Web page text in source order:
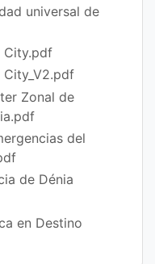
universal de
City.pdf
Zonal de
del
de Dénia
en Destino